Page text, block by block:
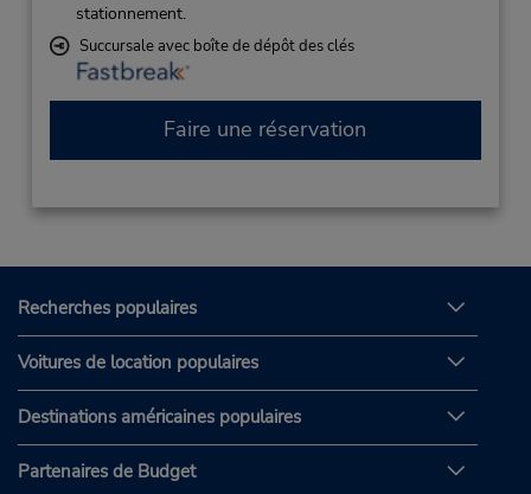
stationnement.
Succursale avec boîte de dépôt des clés
Faire une réservation
Recherches populaires
Voitures de location populaires
Destinations américaines populaires
Partenaires de Budget